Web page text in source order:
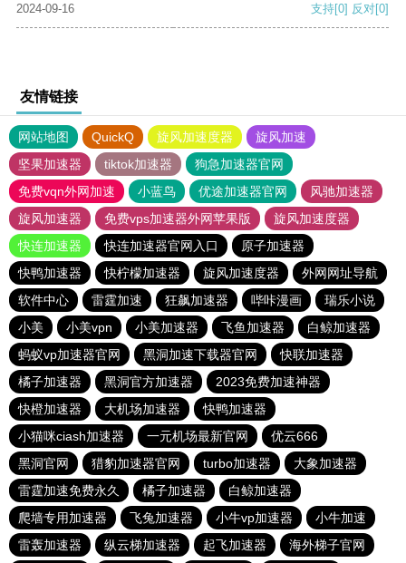
2024-09-16 支持[0] 反对[0]
友情链接
网站地图 QuickQ 旋风加速度器
旋风加速
坚果加速器
tiktok加速器
狗急加速器官网
免费vqn外网加速
小蓝鸟 优途加速器官网
风驰加速器
旋风加速器
免费vps加速器外网苹果版
旋风加速度器
快连加速器
快连加速器官网入口
原子加速器
快鸭加速器
快柠檬加速器 旋风加速度器
外网网址导航
软件中心
雷霆加速 狂飙加速器 哔咔漫画
瑞乐小说
小美
小美vpn 小美加速器 飞鱼加速器
白鲸加速器
蚂蚁vp加速器官网
黑洞加速下载器官网
快联加速器
橘子加速器
黑洞官方加速器
2023免费加速神器
快橙加速器
大机场加速器
快鸭加速器
小猫咪ciash加速器
一元机场最新官网
优云666
黑洞官网
猎豹加速器官网 turbo加速器
大象加速器
雷霆加速免费永久
橘子加速器
白鲸加速器
爬墙专用加速器
飞兔加速器 小牛vp加速器
小牛加速
雷轰加速器
纵云梯加速器 起飞加速器 海外梯子官网